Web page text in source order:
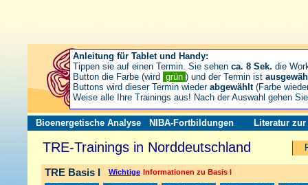
Bioenergetische Analyse NIBA-Fortbildungen Literatur zur
TRE-Trainings in Norddeutschland
TRE Basis I Wichtige Informationen zu Basis I
Anleitung für Tablet und Handy:
Tippen sie auf einen Termin. Sie sehen ca. 8 Sek. die
Button die Farbe (wird grün ) und der Termin ist
Buttons wird dieser Termin wieder abgewählt(Farbe
Weise alle Ihre Trainings aus! Nach der Auswahl gehen